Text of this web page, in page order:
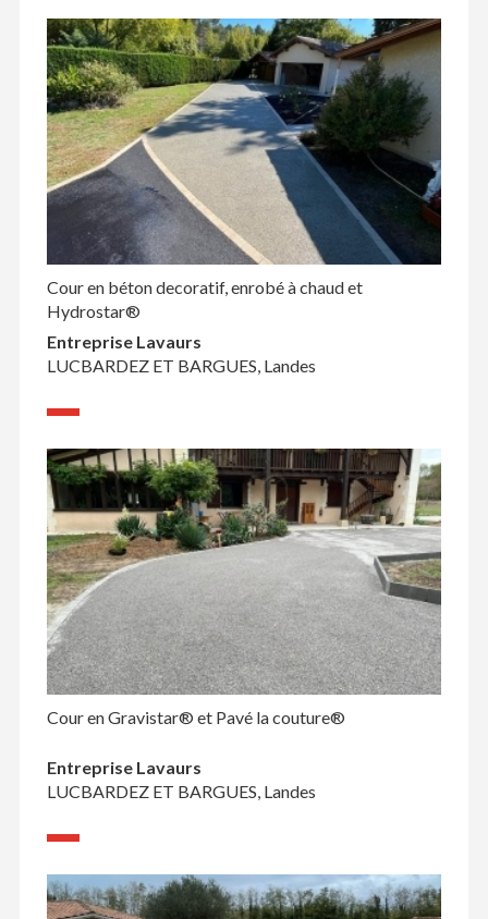
Cour en béton decoratif, enrobé à chaud et
Hydrostar®
Entreprise Lavaurs
LUCBARDEZ ET BARGUES, Landes
Cour en Gravistar® et Pavé la couture®
Entreprise Lavaurs
LUCBARDEZ ET BARGUES, Landes